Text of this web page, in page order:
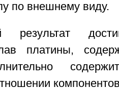
по внешнему виду.
результат
платины,